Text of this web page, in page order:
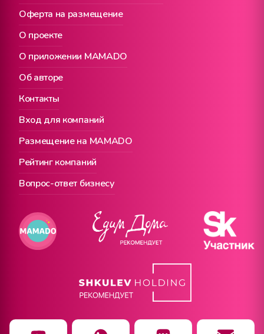
О проекте
Вход для компаний
О приложении MAMADO
Размещение на MAMADO
Об авторе
Рейтинг компаний
Оферта на размещение
Контакты
Вопрос-ответ бизнесу